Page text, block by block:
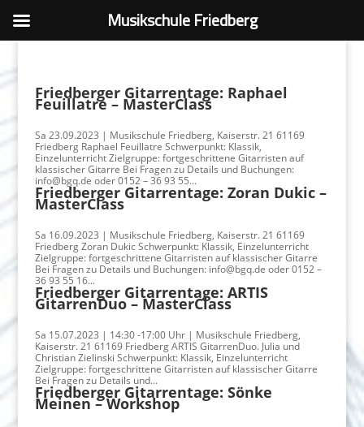
Friedberger Gitarrentage: Raphael
Feuillatre – MasterClass
Sa 23.09.2023 | Musikschule Friedberg, Kaiserstr. 21 61169
Friedberg Raphael Feuillatre Schwerpunkt: Klassik,
Einzelunterricht Zielgruppe: fortgeschrittene Gitarristen auf
klassischer Gitarre Bei Fragen zu Details und Buchungen:
info@bgq.de oder 0152 – 36 93 55...
Friedberger Gitarrentage: Zoran Dukic –
MasterClass
Sa 16.09.2023 | Musikschule Friedberg, Kaiserstr. 21 61169
Friedberg Zoran Dukic Schwerpunkt: Klassik, Einzelunterricht
Zielgruppe: fortgeschrittene Gitarristen auf klassischer Gitarre
Bei Fragen zu Details und Buchungen: info@bgq.de oder 0152 –
36 93 55 16...
Friedberger Gitarrentage: ARTIS
GitarrenDuo – MasterClass
Sa 15.07.2023 | 14:30 -17:00 Uhr | Musikschule Friedberg,
Kaiserstr. 21 61169 Friedberg ARTIS GitarrenDuo. Julia und
Christian Zielinski Schwerpunkt: Klassik, Einzelunterricht
Zielgruppe: fortgeschrittene Gitarristen auf klassischer Gitarre
Bei Fragen zu Details und...
Friedberger Gitarrentage: Sönke
Meinen – Workshop
Musikschule Friedberg